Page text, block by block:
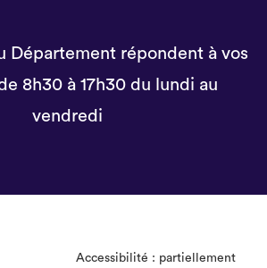
Département répondent à vos
8h30 à 17h30 du lundi au
vendredi
Accessibilité : partiellement